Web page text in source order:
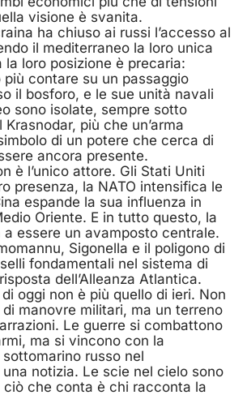
visione è svanita.
ha chiuso ai russi l’accesso al
il mediterraneo la loro unica
la loro posizione è precaria:
più contare su un passaggio
il bosforo, e le sue unità navali
sono isolate, sempre sotto
più che un’arma
di un potere che cerca di
ancora presente.
è l’unico attore. Gli Stati Uniti
presenza, la NATO intensifica le
espande la sua influenza in
Oriente. E in tutto questo, la
a essere un avamposto centrale.
Sigonella e il poligono di
fondamentali nel sistema di
dell’Alleanza Atlantica.
oggi non è più quello di ieri. Non
manovre militari, ma un terreno
Le guerre si combattono
ma si vincono con la
russo nel
notizia. Le scie nel cielo sono
ciò che conta è chi racconta la